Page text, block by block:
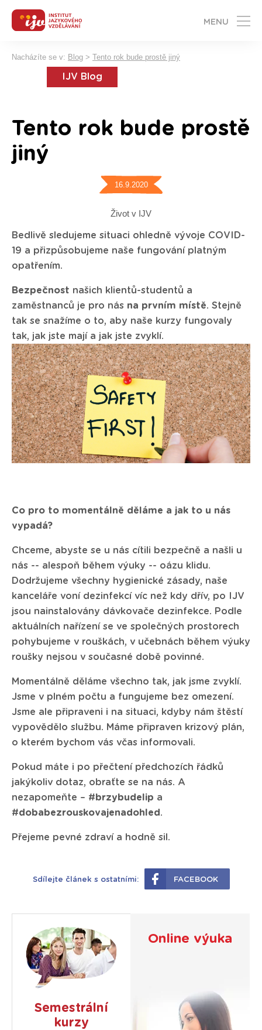
MENU
Nacházíte se v: Blog > Tento rok bude prostě jiný
IJV Blog
Tento rok bude prostě
jiný
16.9.2020
Život v IJV
Bedlivě sledujeme situaci ohledně vývoje COVID-
19 a přizpůsobujeme naše fungování platným
opatřením.
Bezpečnost našich klientů-studentů a
zaměstnanců je pro nás na prvním místě. Stejně
tak se snažíme o to, aby naše kurzy fungovaly
tak, jak jste mají a jak jste zvyklí.
Co pro to momentálně děláme a jak to u nás
vypadá?
Chceme, abyste se u nás cítili bezpečně a našli u
nás -- alespoň během výuky -- oázu klidu.
Dodržujeme všechny hygienické zásady, naše
kanceláře voní dezinfekcí víc než kdy dřív, po IJV
jsou nainstalovány dávkovače dezinfekce. Podle
aktuálních nařízení se ve společných prostorech
pohybujeme v rouškách, v učebnách během výuky
roušky nejsou v současné době povinné.
Momentálně děláme všechno tak, jak jsme zvyklí.
Jsme v plném počtu a fungujeme bez omezení.
Jsme ale připraveni i na situaci, kdyby nám štěstí
vypovědělo službu. Máme připraven krizový plán,
o kterém bychom vás včas informovali.
Pokud máte i po přečtení předchozích řádků
jakýkoliv dotaz, obraťte se na nás. A
nezapomeňte – # brzybudelip a
#dobabezrouskovajenadohled .
Přejeme pevné zdraví a hodně sil.
Sdílejte článek s ostatními: FACEBOOK
Semestrální
kurzy
Online výuka